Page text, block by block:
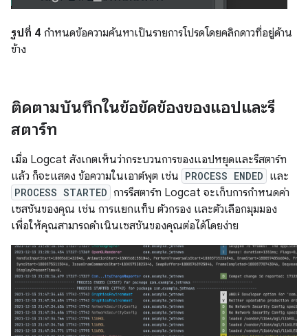
รูปที่ 4 กำหนดข้อความค้นหาเป็นรายการโปรดโดยคลิกดาวที่อยู่ด้าน
ข้าง
ติดตามบันทึกในข้อขัดข้องของแอปและรี
สตาร์ท
เมื่อ Logcat สังเกตเห็นว่ากระบวนการของแอปหยุดและรีสตาร์ท
แล้ว ก็จะแสดง ข้อความในเอาต์พุต เช่น PROCESS ENDED และ
PROCESS STARTED การรีสตาร์ท Logcat จะเก็บการกำหนดค่า
เซสชันของคุณ เช่น การแยกแท็บ ตัวกรอง และตัวเลือกมุมมอง
เพื่อให้คุณสามารถดำเนินเซสชันของคุณต่อได้โดยง่าย